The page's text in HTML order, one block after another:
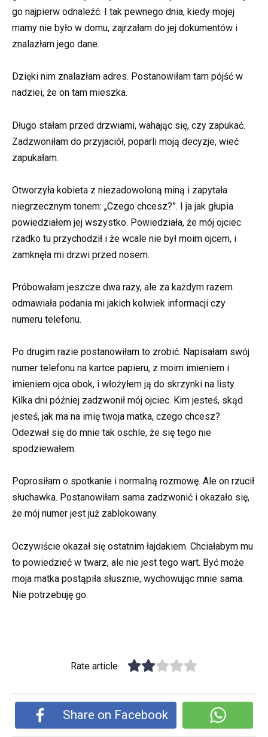
go najpierw odnaleźć. I tak pewnego dnia, kiedy mojej
mamy nie było w domu, zajrzałam do jej dokumentów i
znalazłam jego dane.
Dzięki nim znalazłam adres. Postanowiłam tam pójść w
nadziei, że on tam mieszka.
Długo stałam przed drzwiami, wahając się, czy zapukać.
Zadzwoniłam do przyjaciół, poparli moją decyzje, wieć
zapukałam.
Otworzyła kobieta z niezadowoloną miną i zapytała
niegrzecznym tonem: „Czego chcesz?”. I ja jak głupia
powiedziałem jej wszystko. Powiedziała, że mój ojciec
rzadko tu przychodził i że wcale nie był moim ojcem, i
zamknęła mi drzwi przed nosem.
Próbowałam jeszcze dwa razy, ale za każdym razem
odmawiała podania mi jakich kolwiek informacji czy
numeru telefonu.
Po drugim razie postanowiłam to zrobić. Napisałam swój
numer telefonu na kartce papieru, z moim imieniem i
imieniem ojca obok, i włożyłem ją do skrzynki na listy.
Kilka dni później zadzwonił mój ojciec. Kim jesteś, skąd
jesteś, jak ma na imię twoja matka, czego chcesz?
Odezwał się do mnie tak oschle, że się tego nie
spodziewałem.
Poprosiłam o spotkanie i normalną rozmowę. Ale on rzucił
słuchawka. Postanowiłam sama zadzwonić i okazało się,
że mój numer jest już zablokowany.
Oczywiście okazał się ostatnim łajdakiem. Chciałabym mu
to powiedzieć w twarz, ale nie jest tego wart. Być może
moja matka postąpiła słusznie, wychowując mnie sama.
Nie potrzebuję go.
Rate article
Share on Facebook